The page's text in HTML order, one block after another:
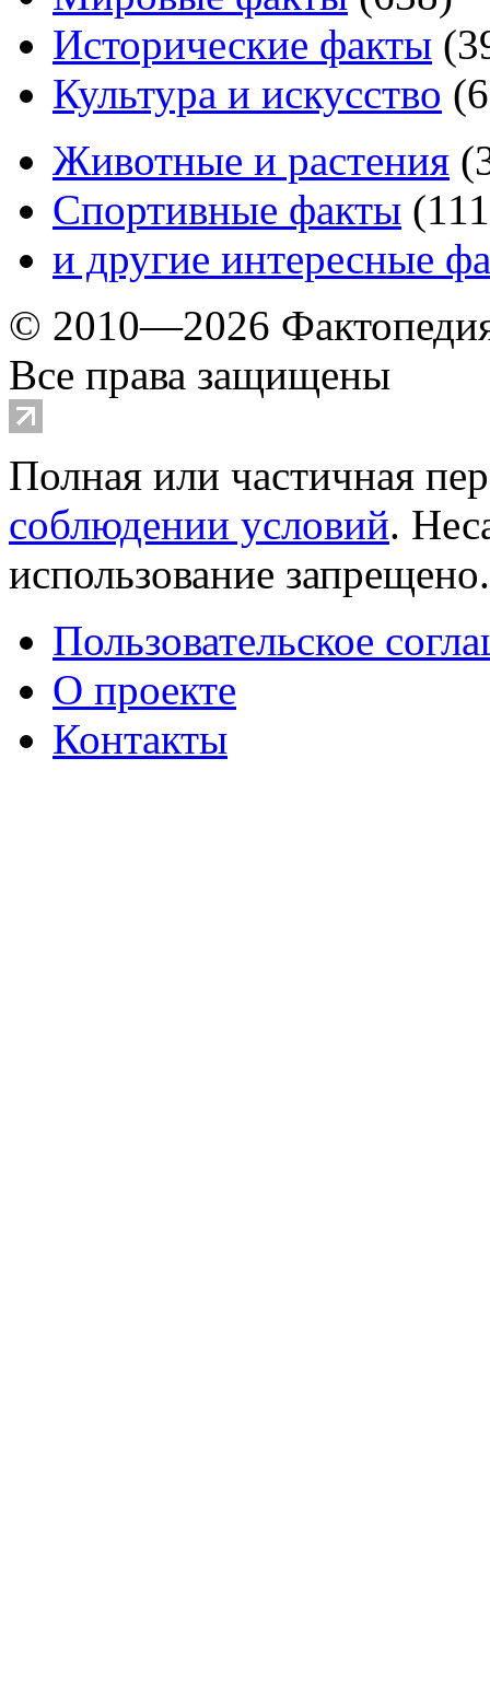
Исторические факты (
Культура и искусство (
Животные и растения (
Спортивные факты (111
и другие интересные
© 2010—2026
Все права защищены
Полная или частичная
соблюдении условий.
использование
Пользовательское
О проекте
Контакты